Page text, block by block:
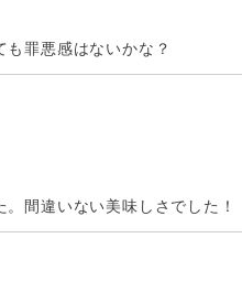
罪悪感はないかな？
間違いない美味しさでした！